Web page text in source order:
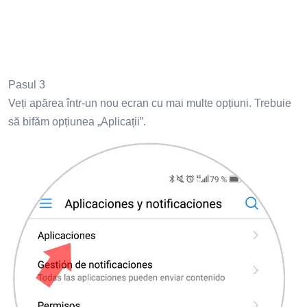
Pasul 3
Veți apărea într-un nou ecran cu mai multe opțiuni. Trebuie
să bifăm opțiunea „Aplicații”.